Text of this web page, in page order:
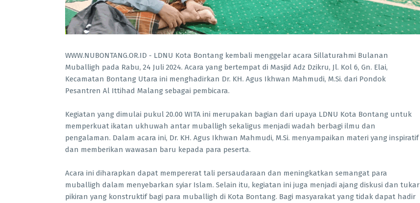
WWW.NUBONTANG.OR.ID - LDNU Kota Bontang kembali menggelar acara Sillaturahmi Bulanan
Muballigh pada Rabu, 24 Juli 2024. Acara yang bertempat di Masjid Adz Dzikru, Jl. Kol 6, Gn. Elai,
Kecamatan Bontang Utara ini menghadirkan Dr. KH. Agus Ikhwan Mahmudi, M.Si. dari Pondok
Pesantren Al Ittihad Malang sebagai pembicara.
Kegiatan yang dimulai pukul 20.00 WITA ini merupakan bagian dari upaya LDNU Kota Bontang untuk
memperkuat ikatan ukhuwah antar muballigh sekaligus menjadi wadah berbagi ilmu dan
pengalaman. Dalam acara ini, Dr. KH. Agus Ikhwan Mahmudi, M.Si. menyampaikan materi yang inspiratif
dan memberikan wawasan baru kepada para peserta.
Acara ini diharapkan dapat mempererat tali persaudaraan dan meningkatkan semangat para
muballigh dalam menyebarkan syiar Islam. Selain itu, kegiatan ini juga menjadi ajang diskusi dan tukar
pikiran yang konstruktif bagi para muballigh di Kota Bontang. Bagi masyarakat yang tidak dapat hadir